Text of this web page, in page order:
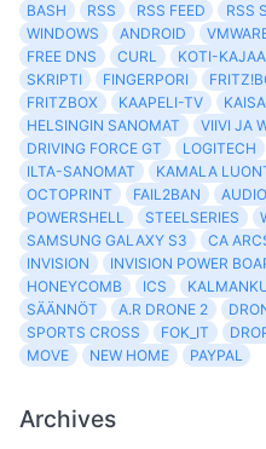
BASH RSS RSS FEED RSS
WINDOWS
ANDROID
FREE DNS
CURL KOTI-
SKRIPTI
FINGERPORI
FRITZBOX
KAAPELI-TV
HELSINGIN SANOMAT
VIIVI JA
DRIVING FORCE GT
LOGITECH
ILTA-SANOMAT
KAMALA
OCTOPRINT
FAIL2BAN AUDIO
POWERSHELL
STEELSERIES
SAMSUNG GALAXY S3
CA
INVISION
INVISION POWER
HONEYCOMB
ICS
SÄÄNNÖT
A.R DRONE 2
SPORTS CROSS
FOK_IT
MOVE
NEW HOME PAYPAL
Archives